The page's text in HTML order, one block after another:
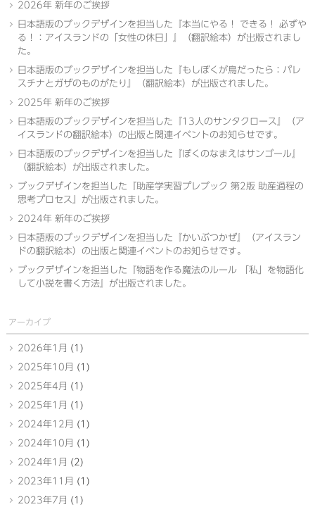
2026年 新年のご挨拶
日本語版のブックデザインを担当した『本当にやる！ できる！ 必ずや
る！：アイスランドの「女性の休日」』（翻訳絵本）が出版されまし
た。
日本語版のブックデザインを担当した『もしぼくが鳥だったら：パレ
スチナとガザのものがたり』（翻訳絵本）が出版されました。
2025年 新年のご挨拶
日本語版のブックデザインを担当した『13人のサンタクロース』（ア
イスランドの翻訳絵本）の出版と関連イベントのお知らせです。
日本語版のブックデザインを担当した『ぼくのなまえはサンゴール』
（翻訳絵本）が出版されました。
ブックデザインを担当した『助産学実習プレブック 第2版 助産過程の
思考プロセス』が出版されました。
2024年 新年のご挨拶
日本語版のブックデザインを担当した『かいぶつかぜ』（アイスラン
ドの翻訳絵本）の出版と関連イベントのお知らせです。
ブックデザインを担当した『物語を作る魔法のルール 「私」を物語化
して小説を書く方法』が出版されました。
アーカイブ
2026年1月 (1)
2025年10月 (1)
2025年4月 (1)
2025年1月 (1)
2024年12月 (1)
2024年10月 (1)
2024年1月 (2)
2023年11月 (1)
2023年7月 (1)